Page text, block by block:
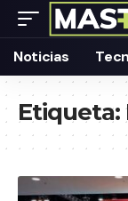
Noticias
Etiqueta: